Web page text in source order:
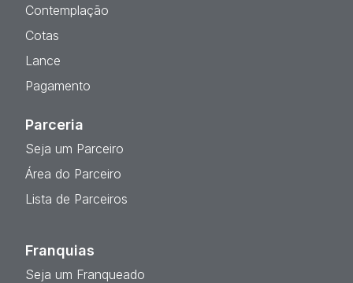
Contemplação
Cotas
Lance
Pagamento
Parceria
Seja um Parceiro
Área do Parceiro
Lista de Parceiros
Franquias
Seja um Franqueado